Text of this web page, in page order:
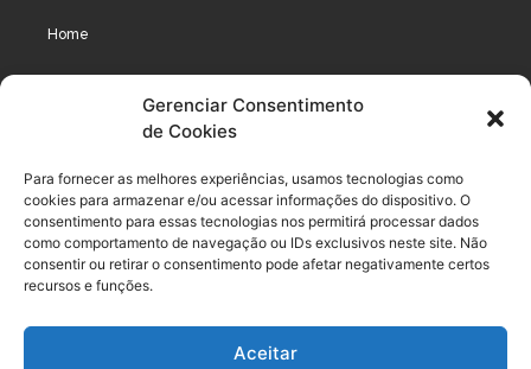
Gerenciar Consentimento
de Cookies
Para fornecer as melhores experiências, usamos tecnologias como
cookies para armazenar e/ou acessar informações do dispositivo. O
consentimento para essas tecnologias nos permitirá processar dados
como comportamento de navegação ou IDs exclusivos neste site. Não
consentir ou retirar o consentimento pode afetar negativamente certos
recursos e funções.
Aceitar
Home
Podcast
Legal
Termo de uso do usuário e assinante